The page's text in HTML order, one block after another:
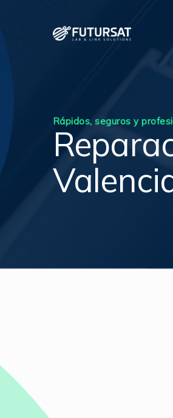
Rápidos, seguros y